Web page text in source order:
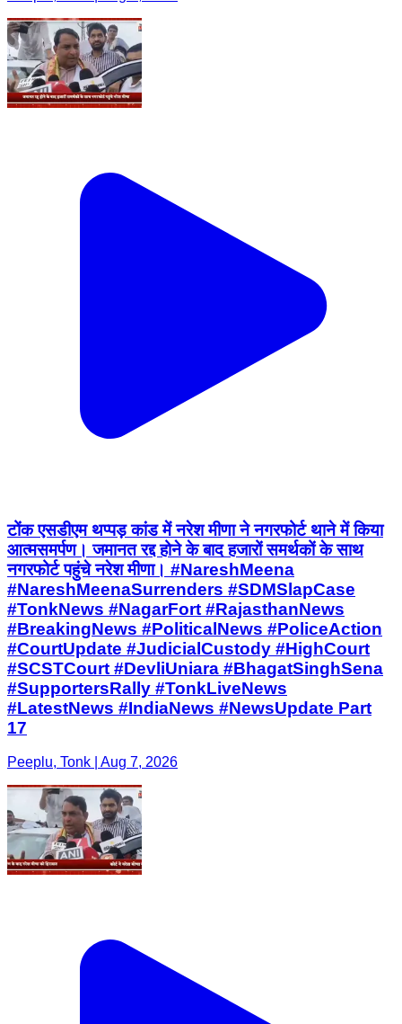
टोंक एसडीएम थप्पड़ कांड में नरेश मीणा ने नगरफोर्ट थाने में किया
आत्मसमर्पण। जमानत रद्द होने के बाद हजारों समर्थकों के साथ
नगरफोर्ट पहुंचे नरेश मीणा। #NareshMeena
#NareshMeenaSurrenders #SDMSlapCase
#TonkNews #NagarFort #RajasthanNews
#BreakingNews #PoliticalNews #PoliceAction
#CourtUpdate #JudicialCustody #HighCourt
#SCSTCourt #DevliUniara #BhagatSinghSena
#SupportersRally #TonkLiveNews
#LatestNews #IndiaNews #NewsUpdate Part
17
Peeplu, Tonk | Aug 7, 2026